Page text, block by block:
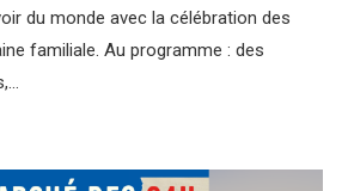
du monde avec la célébration des
familiale. Au programme : des